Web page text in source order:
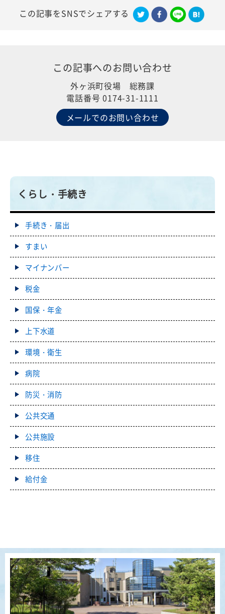
この記事をSNSでシェアする
この記事へのお問い合わせ
外ヶ浜町役場 総務課
電話番号 0174-31-1111
メールでのお問い合わせ
くらし・手続き
手続き・届出
すまい
マイナンバー
税金
国保・年金
上下水道
環境・衛生
病院
防災・消防
公共交通
公共施設
移住
給付金